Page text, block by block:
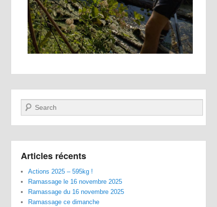
Recherche
Articles récents
Actions 2025 – 595kg !
Ramassage le 16 novembre 2025
Ramassage du 16 novembre 2025
Ramassage ce dimanche